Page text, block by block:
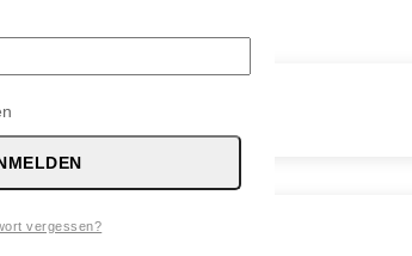
vergessen?